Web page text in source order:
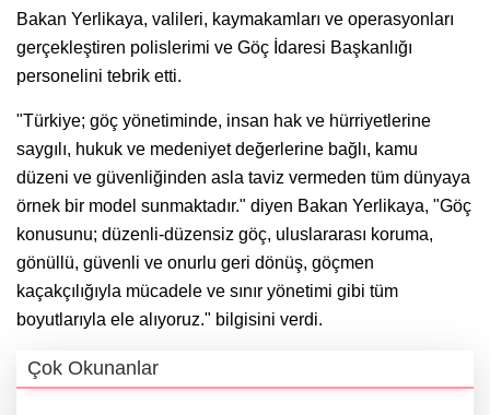
Bakan Yerlikaya, valileri, kaymakamları ve operasyonları
gerçekleştiren polislerimi ve Göç İdaresi Başkanlığı
personelini tebrik etti.
"Türkiye; göç yönetiminde, insan hak ve hürriyetlerine
saygılı, hukuk ve medeniyet değerlerine bağlı, kamu
düzeni ve güvenliğinden asla taviz vermeden tüm dünyaya
örnek bir model sunmaktadır." diyen Bakan Yerlikaya, "Göç
konusunu; düzenli-düzensiz göç, uluslararası koruma,
gönüllü, güvenli ve onurlu geri dönüş, göçmen
kaçakçılığıyla mücadele ve sınır yönetimi gibi tüm
boyutlarıyla ele alıyoruz." bilgisini verdi.
Çok Okunanlar